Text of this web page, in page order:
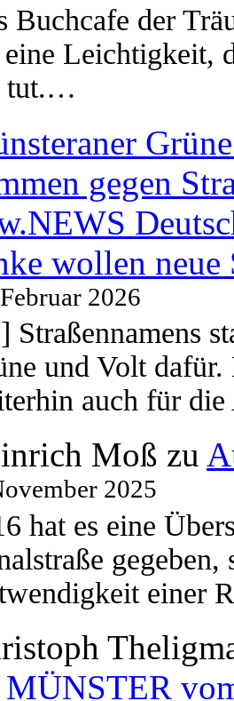
Buchcafe der
Leichtigkeit,
tut.…
gegen
wollen neue
2026
und Volt
auch für
Moß zu
2025
hat es eine
einer